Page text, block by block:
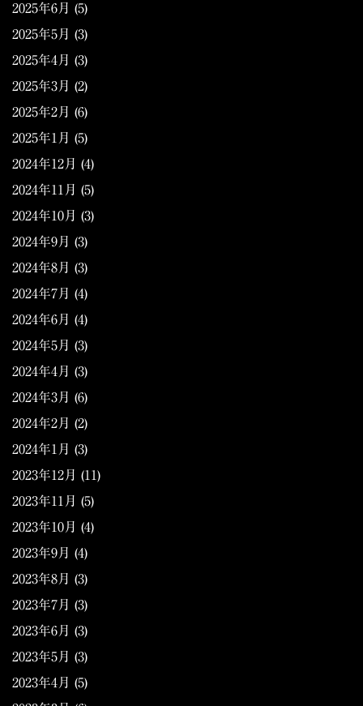
2025年6月 (5)
2025年5月 (3)
2025年4月 (3)
2025年3月 (2)
2025年2月 (6)
2025年1月 (5)
2024年12月 (4)
2024年11月 (5)
2024年10月 (3)
2024年9月 (3)
2024年8月 (3)
2024年7月 (4)
2024年6月 (4)
2024年5月 (3)
2024年4月 (3)
2024年3月 (6)
2024年2月 (2)
2024年1月 (3)
2023年12月 (11)
2023年11月 (5)
2023年10月 (4)
2023年9月 (4)
2023年8月 (3)
2023年7月 (3)
2023年6月 (3)
2023年5月 (3)
2023年4月 (5)